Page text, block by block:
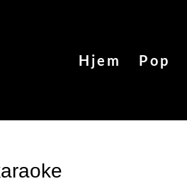
Hjem Pop